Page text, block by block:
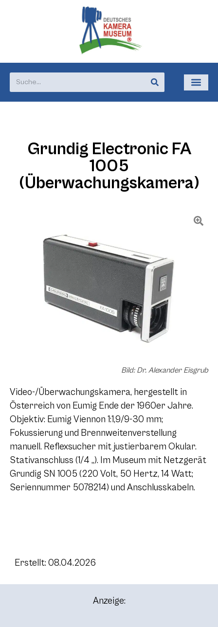
Grundig Electronic FA
1005
(Überwachungskamera)
Bild: Dr. Alexander Eisgrub
Video-/Überwachungskamera, hergestellt in
Österreich von Eumig Ende der 1960er Jahre.
Objektiv: Eumig Viennon 1:1,9/9-30 mm;
Fokussierung und Brennweitenverstellung
manuell. Reflexsucher mit justierbarem Okular.
Stativanschluss (1/4 „). Im Museum mit Netzgerät
Grundig SN 1005 (220 Volt, 50 Hertz, 14 Watt;
Seriennummer 5078214) und Anschlusskabeln.
Erstellt: 08.04.2026
Anzeige: